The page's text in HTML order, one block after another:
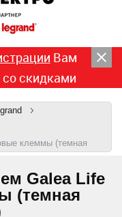
Вам
скидками
клеммы (темная
Galea Life
(темная